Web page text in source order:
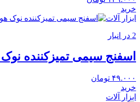
خرید
ابزار آلات
2 در انبار
اسفنج سیمی تمیزکننده
۴۹.۰۰۰ تومان
خرید
ابزار آلات